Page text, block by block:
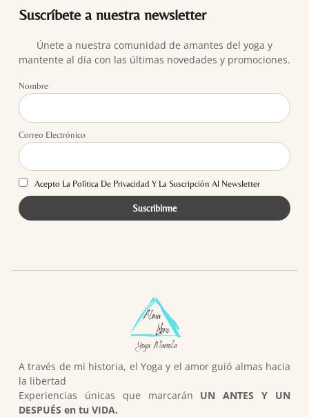
Suscríbete a nuestra newsletter
Únete a nuestra comunidad de amantes del yoga y
mantente al día con las últimas novedades y promociones.
Nombre
Correo Electrónico
Acepto La Política De Privacidad Y La Suscripción Al Newsletter
A través de mi historia, el Yoga y el amor guió almas hacia
la libertad
Experiencias únicas que marcarán UN ANTES Y UN
DESPUÉS en tu VIDA.